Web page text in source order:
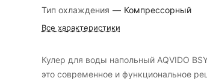
Тип охлаждения — Компрессорный
Все характеристики
Кулер для воды напольный AQVIDO
это современное и функциональное